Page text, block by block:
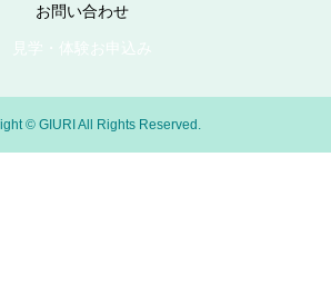
お問い合わせ
見学・体験お申込み
© GIURI All Rights Reserved.